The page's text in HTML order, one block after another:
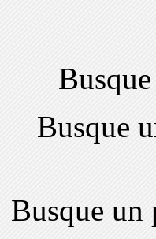
Busque
Busque un